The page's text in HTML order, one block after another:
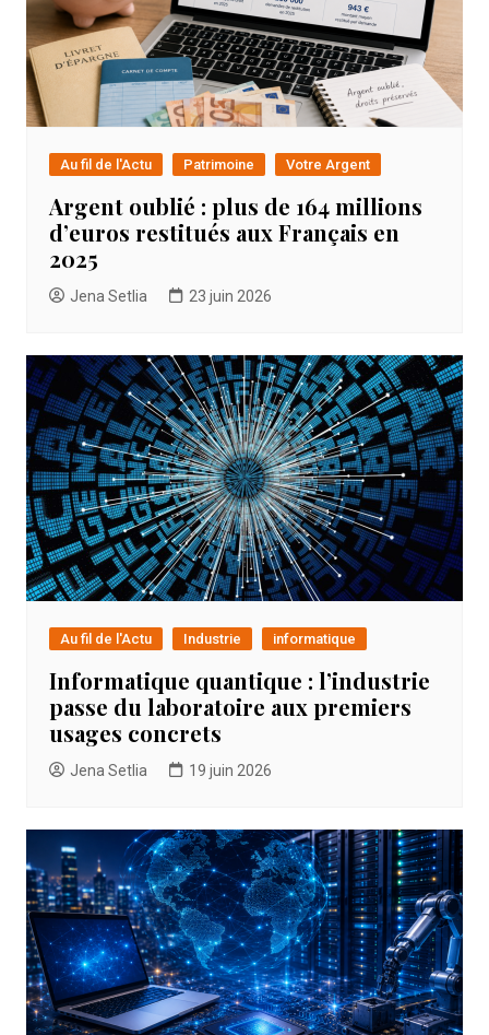
Au fil de l'Actu Patrimoine Votre Argent
Argent oublié : plus de 164 millions
d’euros restitués aux Français en
2025
Jena Setlia 23 juin 2026
Au fil de l'Actu Industrie informatique
Informatique quantique : l’industrie
passe du laboratoire aux premiers
usages concrets
Jena Setlia 19 juin 2026